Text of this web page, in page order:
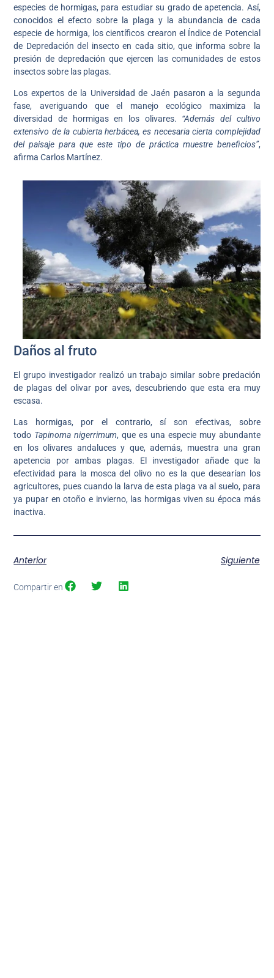
especies de hormigas, para estudiar su grado de apetencia. Así,
conocidos el efecto sobre la plaga y la abundancia de cada
especie de hormiga, los científicos crearon el Índice de Potencial
de Depredación del insecto en cada sitio, que informa sobre la
presión de depredación que ejercen las comunidades de estos
insectos sobre las plagas.
Los expertos de la Universidad de Jaén pasaron a la segunda
fase, averiguando que el manejo ecológico maximiza la
diversidad de hormigas en los olivares. “Además del cultivo
extensivo de la cubierta herbácea, es necesaria cierta complejidad
del paisaje para que este tipo de práctica muestre beneficios”,
afirma Carlos Martínez.
Daños al fruto
El grupo investigador realizó un trabajo similar sobre predación
de plagas del olivar por aves, descubriendo que esta era muy
escasa.
Las hormigas, por el contrario, sí son efectivas, sobre
todo Tapinoma nigerrimum, que es una especie muy abundante
en los olivares andaluces y que, además, muestra una gran
apetencia por ambas plagas. El investigador añade que la
efectividad para la mosca del olivo no es la que desearían los
agricultores, pues cuando la larva de esta plaga va al suelo, para
ya pupar en otoño e invierno, las hormigas viven su época más
inactiva.
Anterior Siguiente
Compartir en